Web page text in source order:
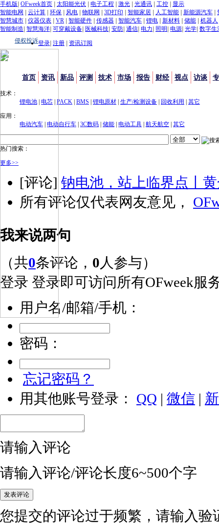
手机版 OFweek首页 太阳能光伏 电子工程 激光 光通讯 工控
显示
智能电网
云计算 环保 风电 物联网 3D打印 智能家居 人工智能 新能源汽车
智慧城市
仪器仪表 VR 智能硬件 传感器 智能汽车 锂电 新材料 储能
机器人
智能制造 智慧海洋 可穿戴设备 医械科技 安防 通信 电力 照明 电源 光学 数字生
侵权投诉登录 注册 资讯订阅
首页 资讯 新品 评测 技术 市场 报告 财经 视点 访谈
技术：
锂电池 电芯 PACK BMS 锂电原材 生产/检测设备 回收利用 其它
应用：
电动汽车 电动自行车 3C数码 储能 电动工具 航天航空 其它
热门搜索：
更多>>
[评论] 钠电池，站上临界点丨
所有评论仅代表网友意见，
我来说两句
（共0条评论， 0 人参与）
登录 登录即可访问所有OFweek服
用户名/邮箱/手机：
密码：
忘记密码？
用其他账号登录： QQ | 微信 |
请输入评论
请输入评论/评论长度6~500个字
您提交的评论过于频繁，请输入验